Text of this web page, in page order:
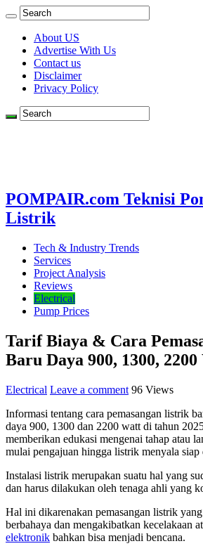
About US
Advertise With Us
Contact us
Disclaimer
Privacy Policy
POMPAIR.com Teknisi
Listrik
Tech & Industry Trends
Services
Project Analysis
Reviews
Electrical
Pump Prices
Tarif Biaya & Cara
Baru Daya 900, 1300,
Electrical Leave a comment 96 Views
Informasi tentang cara pemasangan listrik
daya 900, 1300 dan 2200 watt di tahun
memberikan edukasi mengenai tahap atau
mulai pengajuan hingga listrik menyala siap
Instalasi listrik merupakan suatu hal yang
dan harus dilakukan oleh tenaga ahli yang
Hal ini dikarenakan pemasangan listrik
berbahaya dan mengakibatkan kecelakaan
elektronik bahkan bisa menjadi bencana.